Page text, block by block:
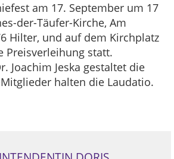
am 17. September um 17
der-Täufer-Kirche, Am
Hilter, und auf dem Kirchplatz
Preisverleihung statt.
Joachim Jeska gestaltet die
halten die Laudatio.